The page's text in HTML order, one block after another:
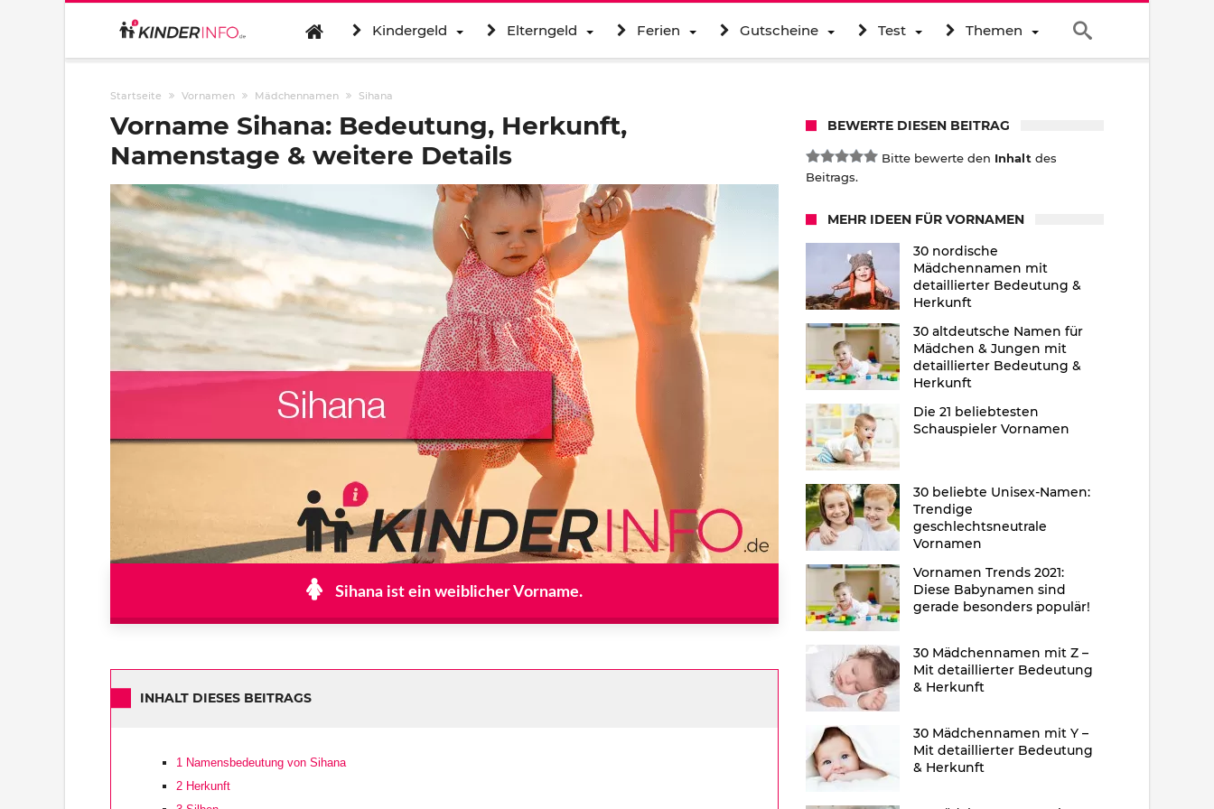
Kindergeld Elterngeld Ferien Gutscheine Test Themen
Startseite Vornamen Mädchennamen Sihana
Vorname Sihana: Bedeutung, Herkunft,
Namenstage & weitere Details
Sihana ist ein weiblicher Vorname.
INHALT DIESES BEITRAGS
1 Namensbedeutung von Sihana
2 Herkunft
BEWERTE DIESEN BEITRAG
Bitte bewerte den Inhalt des
Beitrags.
MEHR IDEEN FÜR VORNAMEN
30 nordische
Mädchennamen mit
detaillierter Bedeutung &
Herkunft
30 altdeutsche Namen für
Mädchen & Jungen mit
detaillierter Bedeutung &
Herkunft
Die 21 beliebtesten
Schauspieler Vornamen
30 beliebte Unisex-Namen:
Trendige
geschlechtsneutrale
Vornamen
Vornamen Trends 2021:
Diese Babynamen sind
gerade besonders populär!
30 Mädchennamen mit Z –
Mit detaillierter Bedeutung
& Herkunft
30 Mädchennamen mit Y –
Mit detaillierter Bedeutung
& Herkunft